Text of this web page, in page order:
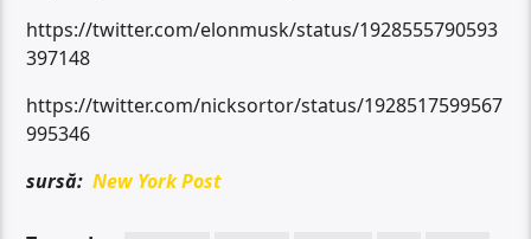
https://twitter.com/elonmusk/status/1928555790593
397148
https://twitter.com/nicksortor/status/1928517599567
995346
sursă: New York Post